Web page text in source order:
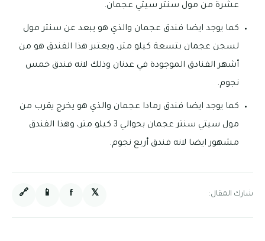
عشرة من مول سنتر سيتي عجمان.
كما يوجد ايضا فندق عجمان والذي هو يبعد عن سنتر مول
لسجن عجمان بتسعة كيلو متر، ويعتبر هذا الفندق هو من
أشهر الفنادق الموجودة في عدنان وذلك لانه فندق خمس
نجوم.
كما يوجد ايضا فندق رمادا عجمان والذي هو يخرج يقرب من
مول سيتي سنتر عجمان بحوالي 3 كيلو متر، وهذا الفندق
مشهور ايضا لانه فندق أربع نجوم.
شارك المقال: 𝕏
f
📱
🔗